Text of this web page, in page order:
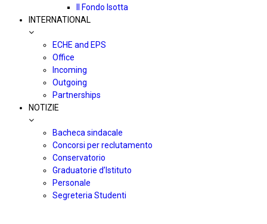
Il Fondo Isotta
INTERNATIONAL
ECHE and EPS
Office
Incoming
Outgoing
Partnerships
NOTIZIE
Bacheca sindacale
Concorsi per reclutamento
Conservatorio
Graduatorie d’Istituto
Personale
Segreteria Studenti